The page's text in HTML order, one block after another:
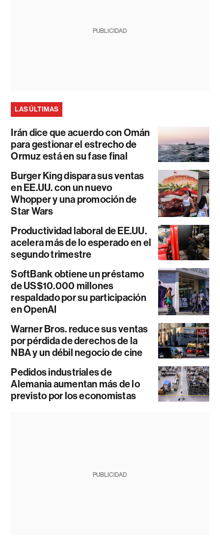
PUBLICIDAD
LAS ÚLTIMAS
Irán dice que acuerdo con Omán
para gestionar el estrecho de
Ormuz está en su fase final
Burger King dispara sus ventas
en EE.UU. con un nuevo
Whopper y una promoción de
Star Wars
Productividad laboral de EE.UU.
acelera más de lo esperado en el
segundo trimestre
SoftBank obtiene un préstamo
de US$10.000 millones
respaldado por su participación
en OpenAI
Warner Bros. reduce sus ventas
por pérdida de derechos de la
NBA y un débil negocio de cine
Pedidos industriales de
Alemania aumentan más de lo
previsto por los economistas
PUBLICIDAD